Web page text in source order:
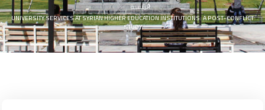
الرئيسية
UNIVERSITY SERVICES AT SYRIAN HIGHER EDUCATION INSTITUTIONS: A POST-CONFLICT
STUDY